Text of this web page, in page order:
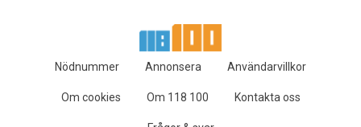
Nödnummer Annonsera Användarvillkor
Om cookies Om 118 100 Kontakta oss